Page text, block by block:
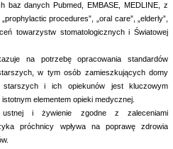
baz danych Pubmed, EMBASE, MEDLINE, z
procedures”, „oral care”, „elderly”,
towarzystw stomatologicznych i Światowej
na potrzebę opracowania standardów
w tym osób zamieszkujących domy
starszych i ich opiekunów jest kluczowym
elementem opieki medycznej.
ustnej i żywienie zgodne z zaleceniami
próchnicy wpływa na poprawę zdrowia